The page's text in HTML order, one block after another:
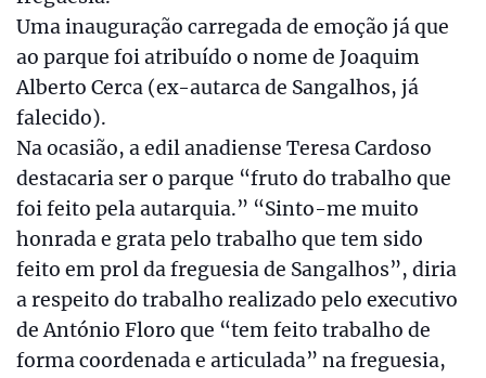
Uma inauguração carregada de emoção já que
ao parque foi atribuído o nome de Joaquim
Alberto Cerca (ex-autarca de Sangalhos, já
falecido).
Na ocasião, a edil anadiense Teresa Cardoso
destacaria ser o parque “fruto do trabalho que
foi feito pela autarquia.” “Sinto-me muito
honrada e grata pelo trabalho que tem sido
feito em prol da freguesia de Sangalhos”, diria
a respeito do trabalho realizado pelo executivo
de António Floro que “tem feito trabalho de
forma coordenada e articulada” na freguesia,